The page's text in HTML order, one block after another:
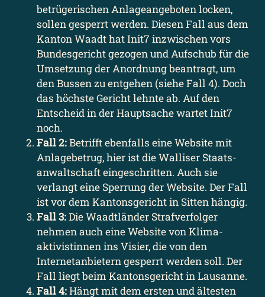
betrügerischen Anlage­angeboten locken,
sollen gesperrt werden. Diesen Fall aus dem
Kanton Waadt hat Init7 inzwischen vors
Bundes­gericht gezogen und Aufschub für die
Umsetzung der Anordnung beantragt, um
den Bussen zu entgehen (siehe Fall 4). Doch
das höchste Gericht lehnte ab. Auf den
Entscheid in der Haupt­sache wartet Init7
noch.
Fall 2:Betrifft ebenfalls eine Website mit
Anlage­betrug, hier ist die Walliser Staats­
anwaltschaft eingeschritten. Auch sie
verlangt eine Sperrung der Website. Der Fall
ist vor dem Kantons­gericht in Sitten hängig.
Fall 3:Die Waadtländer Straf­verfolger
nehmen auch eine Website von Klima­
aktivistinnen ins Visier, die von den
Internet­anbietern gesperrt werden soll. Der
Fall liegt beim Kantons­gericht in Lausanne.
Fall 4:Hängt mit dem ersten und ältesten